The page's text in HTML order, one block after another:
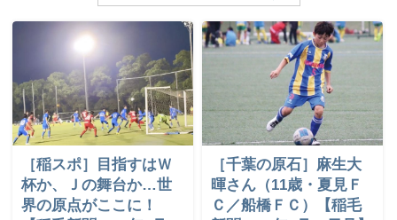
［稲スポ］目指すはＷ
杯か、Ｊの舞台か…世
界の原点がここに！
［千葉の原石］麻生大
暉さん（11歳・夏見Ｆ
Ｃ／船橋ＦＣ）【稲毛